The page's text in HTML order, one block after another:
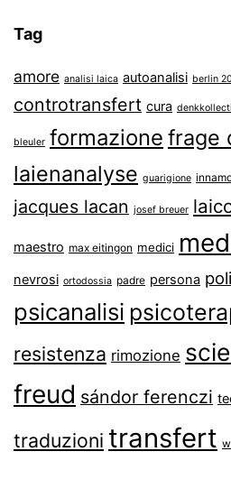
Tag
amore analisi laica autoanalisi berlin
controtransfert cura
bleuler formazione frage
laienanalyse guarigione
jacques lacan josef breuer
maestro max eitingon medici
nevrosi ortodossia padre persona
psicanalisi
resistenza rimozione
freud sándor ferenczi
traduzioni transfert